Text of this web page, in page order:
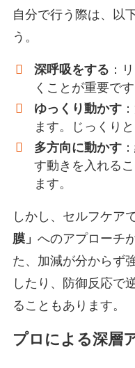
自分で行う際は、以
う。
深呼吸をする ：
くことが重要です
ゆっくり動かす
ます。じっくり
多方向に動かす
す動きを入れる
ます。
しかし、セルフケア
膜」 へのアプローチ
た、加減が分からず
したり、防御反応で
ることもあります。
プロによる深層